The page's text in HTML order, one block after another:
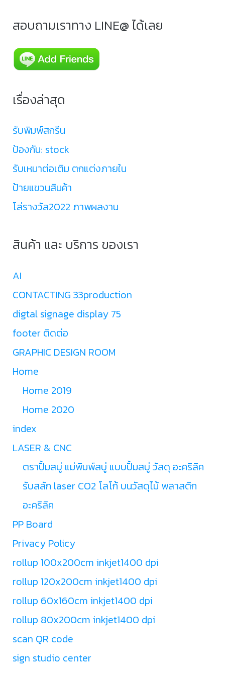
สอบถามเราทาง LINE@ ได้เลย
เรื่องล่าสุด
รับพิมพ์สกรีน
ป้องกัน: stock
รับเหมาต่อเติม ตกแต่งภายใน
ป้ายแขวนสินค้า
โล่รางวัล2022 ภาพผลงาน
สินค้า และ บริการ ของเรา
AI
CONTACTING 33production
digtal signage display 75
footer ติดต่อ
GRAPHIC DESIGN ROOM
Home
Home 2019
Home 2020
index
LASER & CNC
ตราปั้มสบู่ แม่พิมพ์สบู่ แบบปั้มสบู่ วัสดุ อะคริลิค
รับสลัก laser CO2 โลโก้ บนวัสดุไม้ พลาสติก
อะคริลิค
PP Board
Privacy Policy
rollup 100x200cm inkjet1400 dpi
rollup 120x200cm inkjet1400 dpi
rollup 60x160cm inkjet1400 dpi
rollup 80x200cm inkjet1400 dpi
scan QR code
sign studio center